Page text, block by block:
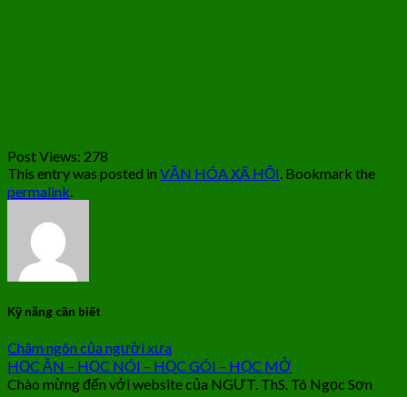
Post Views: 278
This entry was posted in VĂN HÓA XÃ HỘI. Bookmark the
permalink.
Kỹ năng cần biết
Châm ngôn của người xưa
HỌC ĂN – HỌC NÓI – HỌC GÓI – HỌC MỞ
Chào mừng đến với website của NGƯT. ThS. Tô Ngọc Sơn